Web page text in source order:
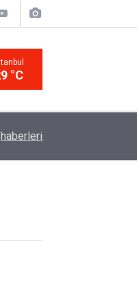
°C
Dönemde 3 İhlal Ehliyet
haberleri